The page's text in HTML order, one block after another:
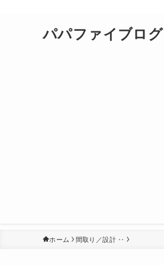
パパファイブログ
ホーム 間取り／設計 ‥